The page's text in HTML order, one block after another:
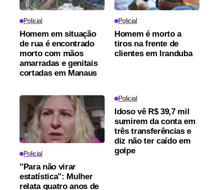
Policial
Homem em situação
de rua é encontrado
morto com mãos
amarradas e genitais
cortadas em Manaus
Policial
Homem é morto a
tiros na frente de
clientes em Iranduba
Policial
"Para não virar
estatística": Mulher
relata quatro anos de
Policial
Idoso vê R$ 39,7 mil
sumirem da conta em
três transferências e
diz não ter caído em
golpe